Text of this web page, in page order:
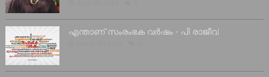
എന്താണ് സംരംഭക വർഷം - പി രാജീവ്